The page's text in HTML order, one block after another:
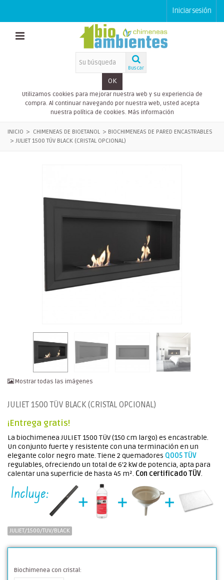
Iniciar sesión
Buscar
OK
Utilizamos cookies para mejorar nuestra web y su experiencia de
compra. Al continuar navegando por nuestra web, usted acepta
nuestra política de cookies. Más información
INICIO > CHIMENEAS DE BIOETANOL > BIOCHIMENEAS DE PARED ENCASTRABLES
> JULIET 1500 TÜV BLACK (CRISTAL OPCIONAL)
Mostrar todas las imágenes
JULIET 1500 TÜV BLACK (CRISTAL OPCIONAL)
¡Entrega gratis!
La biochimenea JULIET 1500 TÜV (150 cm largo) es encastrable.
Un conjunto fuerte y resistente con una terminación en un
elegante color negro mate. Tiene 2 quemadores Q005 TÜV
regulables, ofreciendo un total de 6'2 kW de potencia, apta para
calentar una superficie de hasta 45 m². Con certificado TÜV.
JULIET/1500/TUV/BLACK
Biochimenea con cristal: